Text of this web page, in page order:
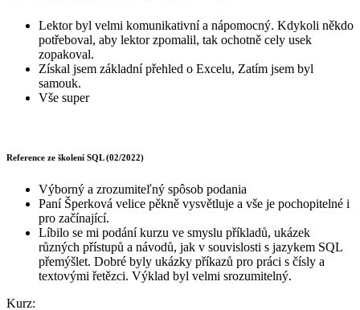
Lektor byl velmi komunikativní a nápomocný. Kdykoli někdo
potřeboval, aby lektor zpomalil, tak ochotně cely usek
zopakoval.
Získal jsem základní přehled o Excelu, Zatím jsem byl
samouk.
Vše super
Reference ze školení SQL (02/2022)
Výborný a zrozumiteľný spôsob podania
Paní Šperková velice pěkně vysvětluje a vše je pochopitelné i
pro začínající.
Líbilo se mi podání kurzu ve smyslu příkladů, ukázek
různých přístupů a návodů, jak v souvislosti s jazykem SQL
přemýšlet. Dobré byly ukázky příkazů pro práci s čísly a
textovými řetězci. Výklad byl velmi srozumitelný.
Kurz: